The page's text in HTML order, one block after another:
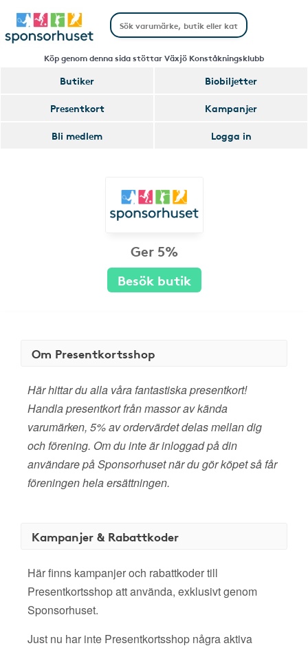
Köp genom denna sida stöttar Växjö Konståkningsklubb
Butiker
Biobiljetter
Presentkort
Kampanjer
Bli medlem
Logga in
Ger 5%
Besök butik
Om Presentkortsshop
Här hittar du alla våra fantastiska presentkort!
Handla presentkort från massor av kända
varumärken, 5% av ordervärdet delas mellan dig
och förening. Om du inte är inloggad på din
användare på Sponsorhuset när du gör köpet så får
föreningen hela ersättningen.
Kampanjer & Rabattkoder
Här finns kampanjer och rabattkoder till
Presentkortsshop att använda, exklusivt genom
Sponsorhuset.
Just nu har inte Presentkortsshop några aktiva